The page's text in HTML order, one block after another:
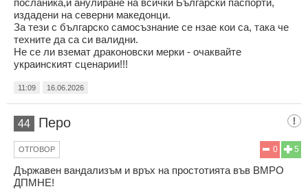
издадени на северни македонци.
За тези с българско самосъзнание се нзае кои са, така че
техните да са си валидни.
Не се ли вземат драконовски мерки - очаквайте
украинският сценарии!!!
11:09 16.06.2026
44 Перо
5
0
ОТГОВОР
Държавен вандализъм и връх на простотията във ВМРО
ДПМНЕ!